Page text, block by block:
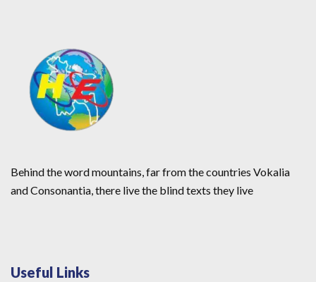
Behind the word mountains, far from the countries Vokalia
and Consonantia, there live the blind texts they live
Useful Links